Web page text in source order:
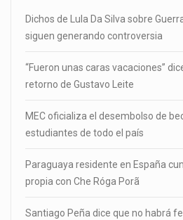
Dichos de Lula Da Silva sobre
siguen generando controversia
“Fueron unas caras vacaciones”
retorno de Gustavo Leite
MEC oficializa el desembolso de
estudiantes de todo el país
Paraguaya residente en España
propia con Che Róga Porã
Santiago Peña dice que no habrá